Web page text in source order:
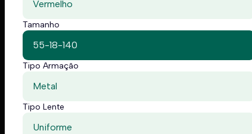
Vermelho
Tamanho
55-18-140
Tipo Armação
Metal
Tipo Lente
Uniforme